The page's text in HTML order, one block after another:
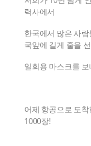
Press Release
력사에서
한국에서 많은 사
국앞에 길게 줄을
일회용 마스크를
어제 항공으로 도
1000장!